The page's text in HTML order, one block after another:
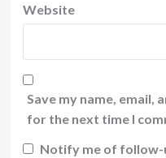
Website
Save my name, email,
for the next time I
Notify me of follow-